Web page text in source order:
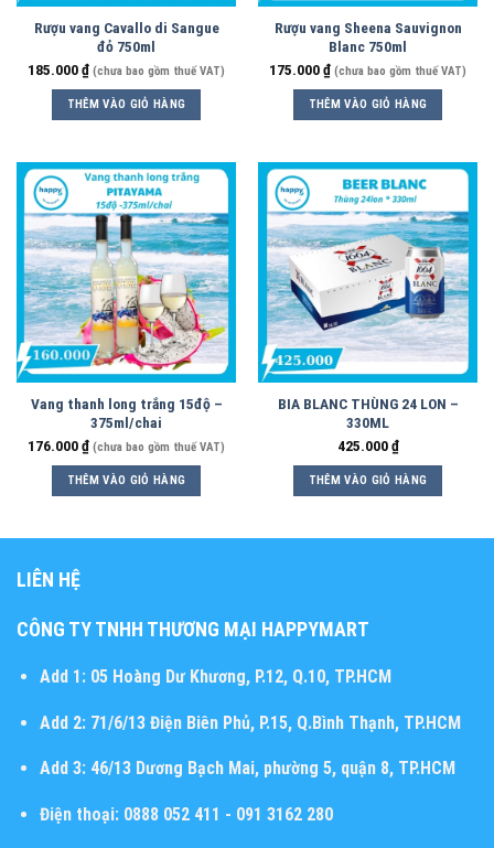
Rượu vang Cavallo di Sangue
đỏ 750ml
185.000₫ (chưa bao gồm thuế VAT)
THÊM VÀO GIỎ HÀNG
Rượu vang Sheena Sauvignon
Blanc 750ml
175.000₫ (chưa bao gồm thuế VAT)
THÊM VÀO GIỎ HÀNG
Vang thanh long trắng 15độ –
375ml/chai
176.000₫ (chưa bao gồm thuế VAT)
THÊM VÀO GIỎ HÀNG
BIA BLANC THÙNG 24 LON –
330ML
425.000₫
THÊM VÀO GIỎ HÀNG
LIÊN HỆ
CÔNG TY TNHH THƯƠNG MẠI HAPPYMART
Add 1:05 Hoàng Dư Khương, P.12, Q.10, TP.HCM
Add 2:71/6/13 Điện Biên Phủ, P.15, Q.Bình Thạnh, TP.HCM
Add 3:46/13 Dương Bạch Mai, phường 5, quận 8, TP.HCM
Điện thoại:0888 052 411 - 091 3162 280